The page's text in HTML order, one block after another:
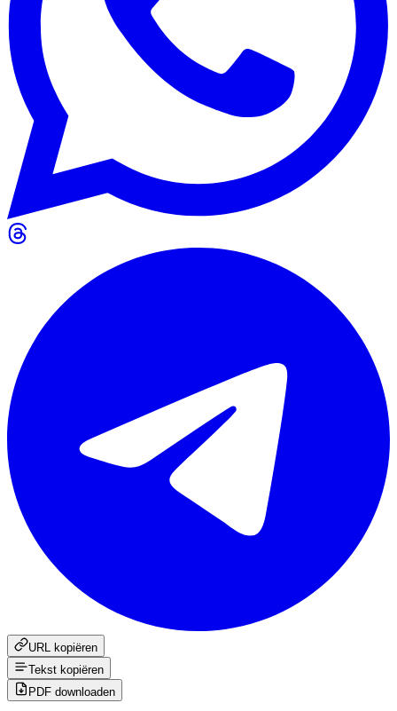
URL kopiëren
Tekst kopiëren
PDF downloaden